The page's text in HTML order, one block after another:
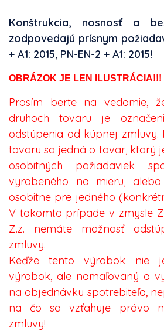
Konštrukcia, nosnosť a
zodpovedajú prísnym
+ A1: 2015, PN-EN-2 + A1: 2015!
OBRÁZOK JE LEN ILUSTRÁCIA!!!
Prosím berte na vedomie,
druhoch tovaru je
odstúpenia od kúpnej zmluvy.
tovaru sa jedná o tovar, ktorý
osobitných požiadaviek
vyrobeného na mieru,
osobitne pre jedného
V takomto prípade v zmysle
Z.z. nemáte možnosť
zmluvy.
Keďže tento výrobok nie
výrobok, ale namaľovaný a
na objednávku spotrebiteľa,
na čo sa vzťahuje právo
zmluvy!